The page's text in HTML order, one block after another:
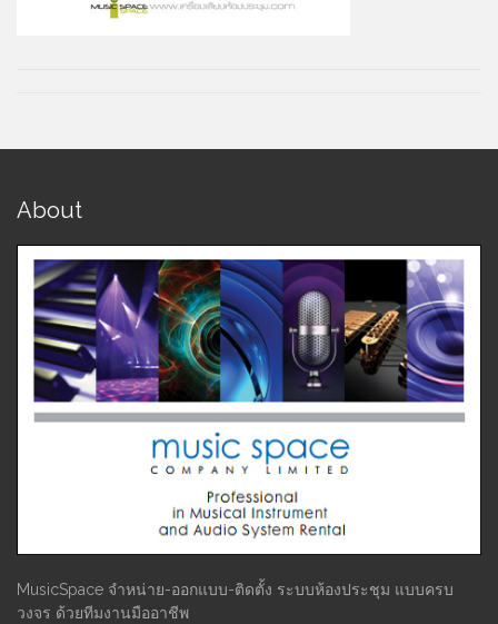
About
MusicSpace จำหน่าย-ออกแบบ-ติดตั้ง ระบบห้องประชุม แบบครบ
วงจร ด้วยทีมงานมืออาชีพ